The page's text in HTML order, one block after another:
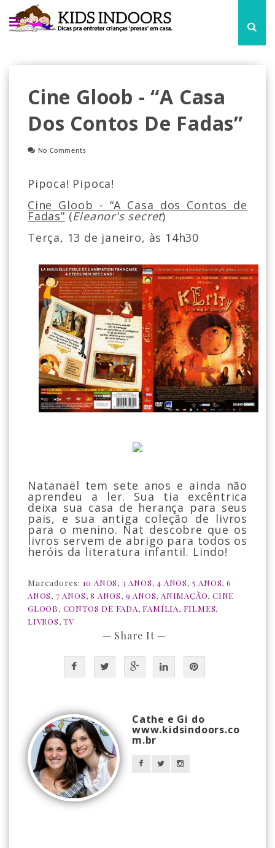
Cine Gloob - “A Casa
Dos Contos De Fadas”
No Comments
Pipoca! Pipoca!
Cine Gloob - “A Casa dos Contos de
Fadas” (Eleanor's secret)
Terça, 13 de janeiro, às 14h30
Natanaël tem sete anos e ainda não
aprendeu a ler. Sua tia excêntrica
deixa sua casa de herança para seus
pais, e sua antiga coleção de livros
para o menino. Nat descobre que os
livros servem de abrigo para todos os
heróis da literatura infantil. Lindo!
Marcadores: 10 ANOS, 3 ANOS,4 ANOS, 5 ANOS,6
ANOS, 7 ANOS,8 ANOS, 9 ANOS, ANIMAÇÃO,CINE
GLOOB, CONTOS DE FADA, FAMÍLIA, FILMES,
LIVROS,TV
— Share It —
Cathe e Gi do
www.kidsindoors.co
m.br